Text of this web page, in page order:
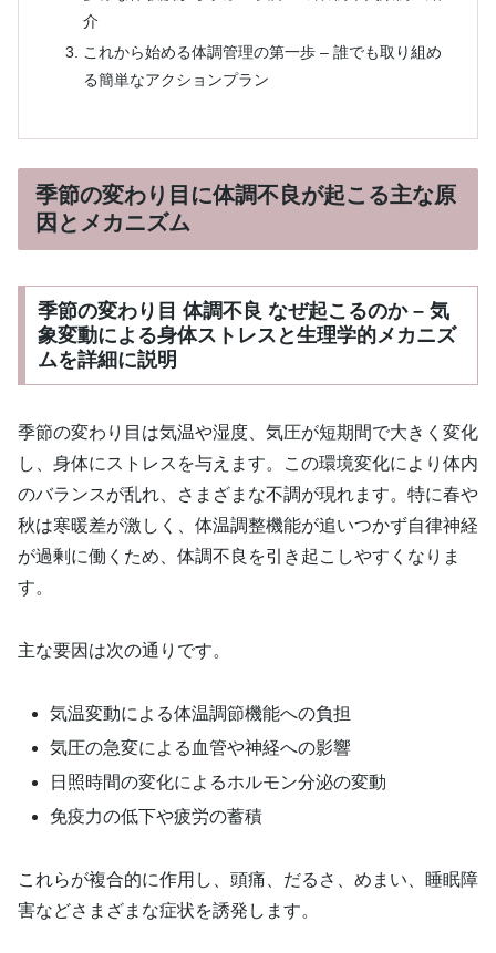
介
これから始める体調管理の第一歩 – 誰でも取り組め
る簡単なアクションプラン
季節の変わり目に体調不良が起こる主な原
因とメカニズム
季節の変わり目 体調不良 なぜ起こるのか – 気
象変動による身体ストレスと生理学的メカニズ
ムを詳細に説明
季節の変わり目は気温や湿度、気圧が短期間で大きく変化
し、身体にストレスを与えます。この環境変化により体内
のバランスが乱れ、さまざまな不調が現れます。特に春や
秋は寒暖差が激しく、体温調整機能が追いつかず自律神経
が過剰に働くため、体調不良を引き起こしやすくなりま
す。
主な要因は次の通りです。
気温変動による体温調節機能への負担
気圧の急変による血管や神経への影響
日照時間の変化によるホルモン分泌の変動
免疫力の低下や疲労の蓄積
これらが複合的に作用し、頭痛、だるさ、めまい、睡眠障
害などさまざまな症状を誘発します。